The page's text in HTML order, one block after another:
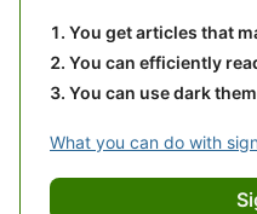
You get articles that
You can efficiently
You can use dark
What you can do with